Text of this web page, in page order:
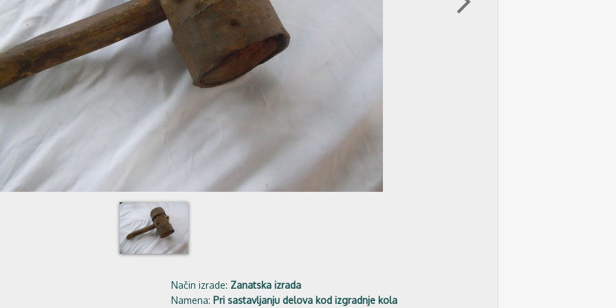
Način izrade: Zanatska izrada
Namena: Pri sastavljanju delova kod izgradnje kola